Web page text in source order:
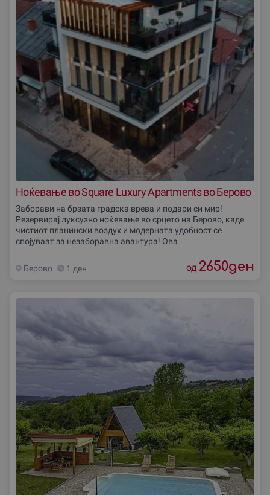
Discover the most romantic weekend getaways in
Macedonia. Spa, wine, horses or lake views – buy a
voucher on gifto.mk and let them choose!
🌄 Po kërkoni një dhuratë për fundjavë në Maqedoni?
Zgjidhni një fundjavë për dy persona në spa, hotel ose
natyrë – me gifto.mk, çdo pushim është i
paharrueshëm!
Ноќевање во Square Luxury Apartments во Берово
Заборави на брзата градска врева и подари си мир!
Резервирај луксузно ноќевање во срцето на Берово, каде
чистиот планински воздух и модерната удобност се
спојуваат за незаборавна авантура! Ова
Берово 1 ден од 2650ден